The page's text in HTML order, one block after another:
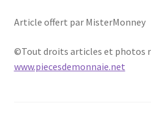
Article offert par MisterMonney
©Tout droits articles et photos
www.piecesdemonnaie.net